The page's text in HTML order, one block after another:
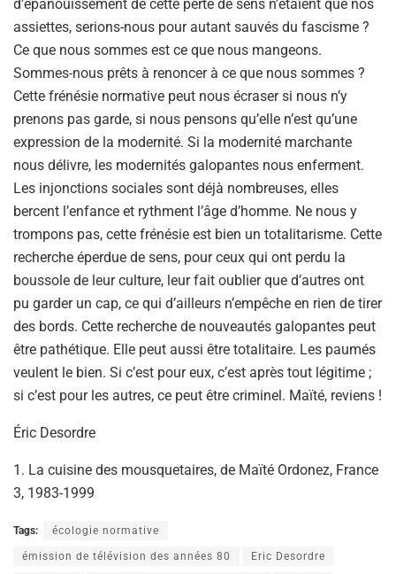
d’épanouissement de cette perte de sens n’étaient que nos
assiettes, serions-nous pour autant sauvés du fascisme ?
Ce que nous sommes est ce que nous mangeons.
Sommes-nous prêts à renoncer à ce que nous sommes ?
Cette frénésie normative peut nous écraser si nous n’y
prenons pas garde, si nous pensons qu’elle n’est qu’une
expression de la modernité. Si la modernité marchante
nous délivre, les modernités galopantes nous enferment.
Les injonctions sociales sont déjà nombreuses, elles
bercent l’enfance et rythment l’âge d’homme. Ne nous y
trompons pas, cette frénésie est bien un totalitarisme. Cette
recherche éperdue de sens, pour ceux qui ont perdu la
boussole de leur culture, leur fait oublier que d’autres ont
pu garder un cap, ce qui d’ailleurs n’empêche en rien de tirer
des bords. Cette recherche de nouveautés galopantes peut
être pathétique. Elle peut aussi être totalitaire. Les paumés
veulent le bien. Si c’est pour eux, c’est après tout légitime ;
si c’est pour les autres, ce peut être criminel. Maïté, reviens !
Éric Desordre
1. La cuisine des mousquetaires, de Maïté Ordonez, France
3, 1983-1999
Tags: écologie normative
émission de télévision des années 80 Eric Desordre